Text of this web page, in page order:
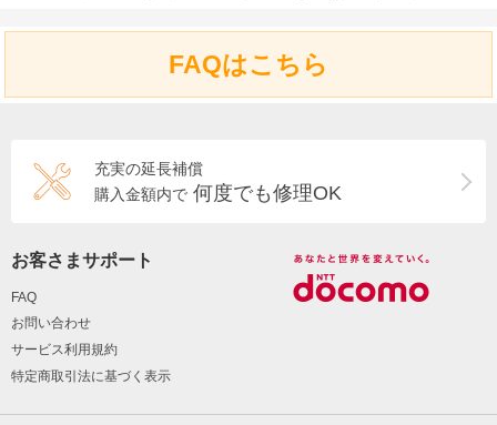
FAQはこちら
充実の延長補償
購入金額内で 何度でも修理OK
お客さまサポート
FAQ
お問い合わせ
サービス利用規約
特定商取引法に基づく表示